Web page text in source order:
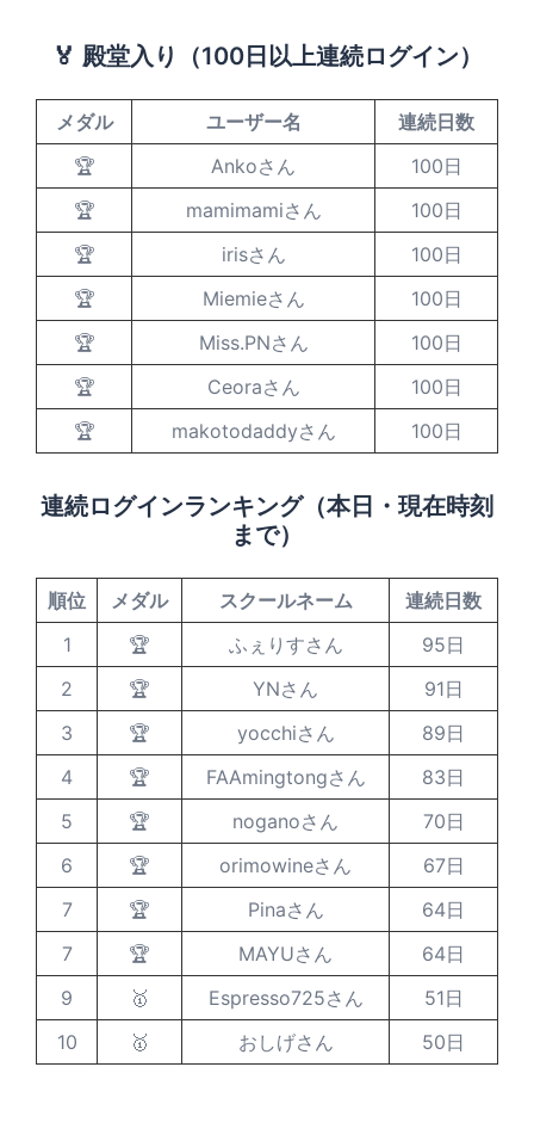
🏅 殿堂入り（100日以上連続ログイン）
メダル ユーザー名
連続日数
🏆
Ankoさん
100日
🏆
mamimamiさん
100日
🏆
irisさん
100日
🏆
Miemieさん
100日
🏆
Miss.PNさん
100日
🏆
Ceoraさん
100日
🏆
makotodaddyさん 100日
連続ログインランキング（本日・現在時刻
まで）
順位 メダル スクールネーム
連続日数
1
🏆 ふぇりすさん
95日
2
🏆 YNさん
91日
3
🏆 yocchiさん
89日
4
🏆 FAAmingtongさん
83日
5
🏆 noganoさん
70日
6
🏆 orimowineさん
67日
7
🏆 Pinaさん
64日
7
🏆 MAYUさん
64日
9
🥇 Espresso725さん
51日
10
🥇 おしげさん 50日